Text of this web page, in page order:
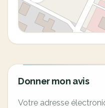
Donner mon avis
Votre adresse